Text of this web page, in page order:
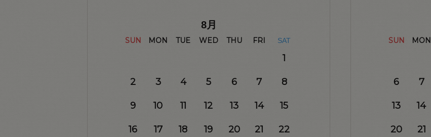
8月
SUN MON TUE WED THU FRI SAT
1
2 3 4 5 6 7 8
9 10 11 12 13 14 15
16 17 18 19 20 21 22
SUN MON
6 7
13 14
20 21